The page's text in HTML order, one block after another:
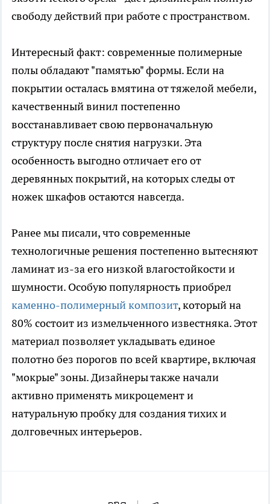
свободу действий при работе с пространством.
Интересный факт: современные полимерные
полы обладают "памятью" формы. Если на
покрытии осталась вмятина от тяжелой мебели,
качественный винил постепенно
восстанавливает свою первоначальную
структуру после снятия нагрузки. Эта
особенность выгодно отличает его от
деревянных покрытий, на которых следы от
ножек шкафов остаются навсегда.
Ранее мы писали, что современные
технологичные решения постепенно вытесняют
ламинат из-за его низкой влагостойкости и
шумности. Особую популярность приобрел
каменно-полимерный композит, который на
80% состоит из измельченного известняка. Этот
материал позволяет укладывать единое
полотно без порогов по всей квартире, включая
"мокрые" зоны. Дизайнеры также начали
активно применять микроцемент и
натуральную пробку для создания тихих и
долговечных интерьеров.